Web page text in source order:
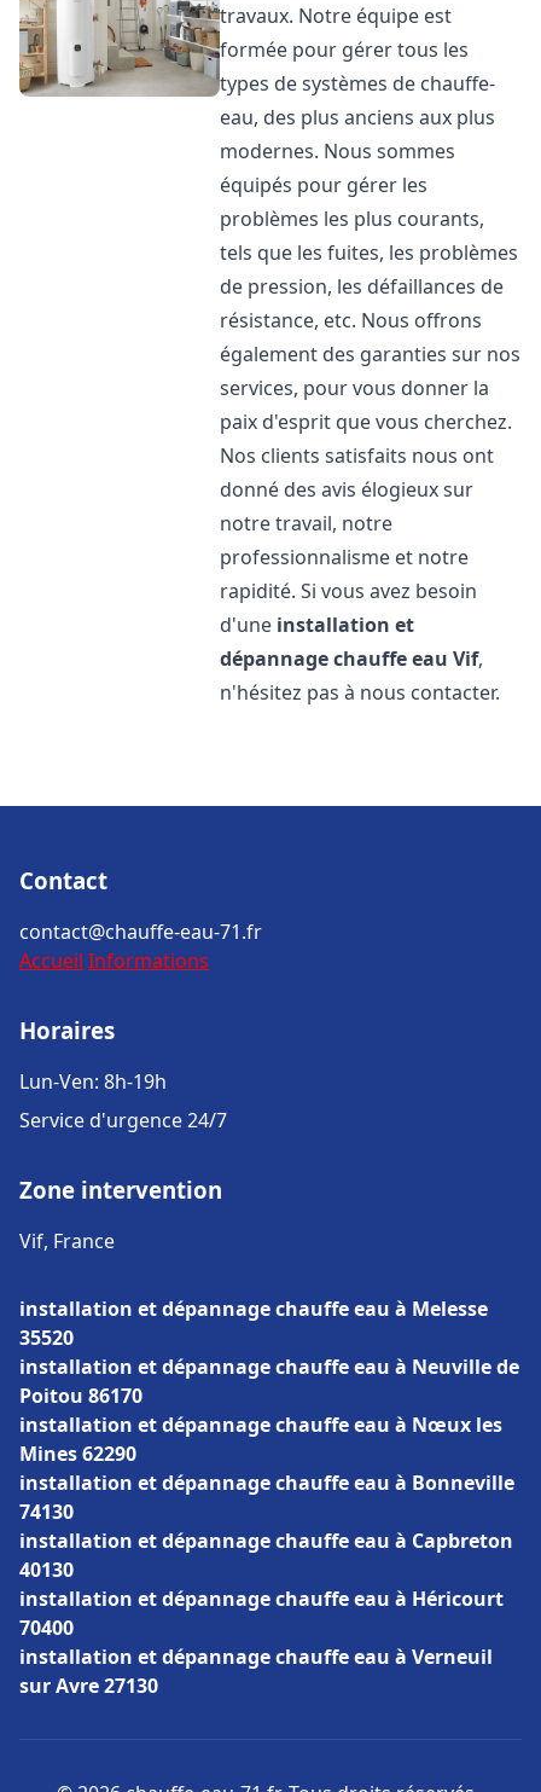
travaux. Notre équipe est
formée pour gérer tous les
types de systèmes de chauffe-
eau, des plus anciens aux plus
modernes. Nous sommes
équipés pour gérer les
problèmes les plus courants,
tels que les fuites, les problèmes
de pression, les défaillances de
résistance, etc. Nous offrons
également des garanties sur nos
services, pour vous donner la
paix d'esprit que vous cherchez.
Nos clients satisfaits nous ont
donné des avis élogieux sur
notre travail, notre
professionnalisme et notre
rapidité. Si vous avez besoin
d'une installation et
dépannage chauffe eau Vif,
n'hésitez pas à nous contacter.
Contact
contact@chauffe-eau-71.fr
Accueil Informations
Horaires
Lun-Ven: 8h-19h
Service d'urgence 24/7
Zone intervention
Vif, France
installation et dépannage chauffe eau à Melesse
35520
installation et dépannage chauffe eau à Neuville de
Poitou 86170
installation et dépannage chauffe eau à Nœux les
Mines 62290
installation et dépannage chauffe eau à Bonneville
74130
installation et dépannage chauffe eau à Capbreton
40130
installation et dépannage chauffe eau à Héricourt
70400
installation et dépannage chauffe eau à Verneuil
sur Avre 27130